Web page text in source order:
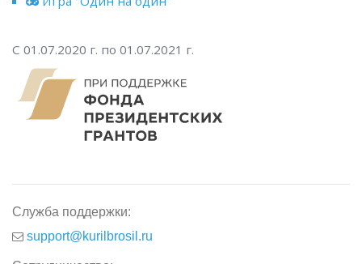
С 01.07.2020 г. по 01.07.2021 г.
Служба поддержки:
support@kurilbrosil.ru